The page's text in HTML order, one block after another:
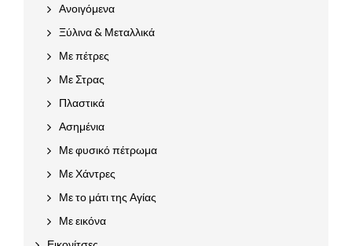
Ανοιγόμενα
Ξύλινα & Μεταλλικά
Με πέτρες
Με Στρας
Πλαστικά
Ασημένια
Με φυσικό πέτρωμα
Με Χάντρες
Με το μάτι της Αγίας
Με εικόνα